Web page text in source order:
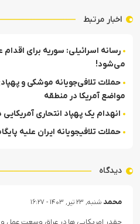
اخبار مرتبط
رسانه اسرائیلی: سوریه برای اقدام
می‌شود!
حملات تلافی‌جویانه موشکی و
مواضع آمریکا در منطقه
انهدام یک پهپاد انتحاری
حملات تلافی‎جویانه ایران علیه پایگاه‌های آمریکا در منطقه
دیدگاه
محمد شنبه, ۲۳ تیر, ۱۴۰۳ - ۱۶:۲۷